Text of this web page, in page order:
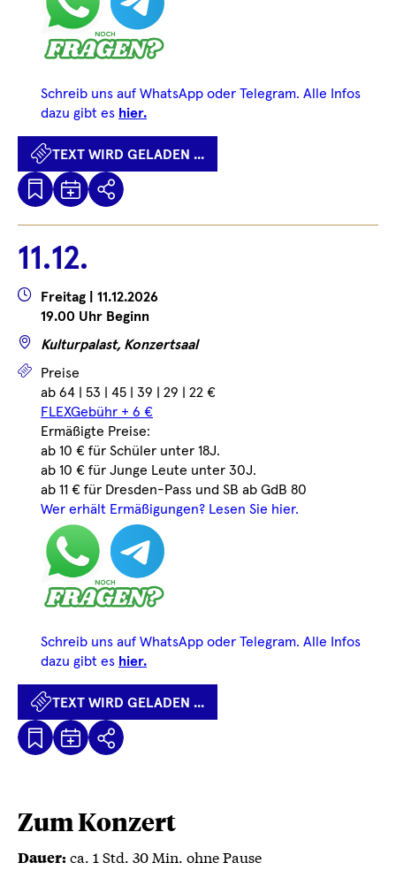
Schreib uns auf WhatsApp oder Telegram. Alle Infos
dazu gibt es hier.
TEXT WIRD GELADEN ...
Text
...
Kalenderdatei
Teilen
11.12.
Wann
Freitag | 11.12.2026
19.00 Uhr Beginn
WoKulturpalast, Konzertsaal
Preise
Preise
ab 64 | 53 | 45 | 39 | 29 | 22 €
FLEXGebühr + 6 €
Ermäßigte Preise:
ab 10 € für Schüler unter 18J.
ab 10 € für Junge Leute unter 30J.
ab 11 € für Dresden-Pass und SB ab GdB 80
Wer erhält Ermäßigungen? Lesen Sie hier.
Schreib uns auf WhatsApp oder Telegram. Alle Infos
dazu gibt es hier.
TEXT WIRD GELADEN ...
TextKalenderdatei
Teilen
Zum Konzert
Dauer:ca. 1 Std. 30 Min. ohne Pause